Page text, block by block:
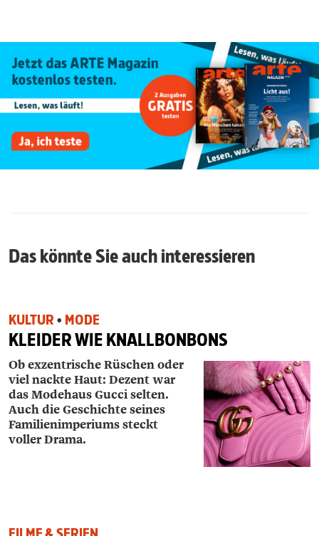
Das könnte Sie auch interessieren
KULTUR • MODE
KLEIDER WIE KNALLBONBONS
Ob exzentrische Rüschen oder
viel nackte Haut: Dezent war
das Modehaus Gucci selten.
Auch die Geschichte seines
Familienimperiums steckt
voller Drama.